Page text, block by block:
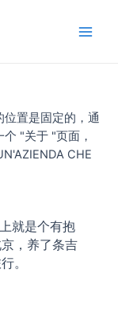
置是固定的，通
"关于 "页面，
CHE
就是个有抱
，养了条吉
。